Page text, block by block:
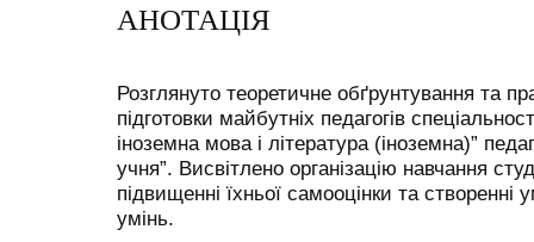
АНОТАЦІЯ
Розглянуто теоретичне обґрунтування та
підготовки майбутніх педагогів
іноземна мова і література (іноземна)”
учня”. Висвітлено організацію навчання
підвищенні їхньої самооцінки та
умінь.